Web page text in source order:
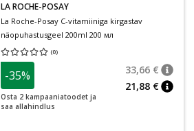
LA ROCHE-POSAY
La Roche-Posay C-vitamiiniga kirgastav
näopuhastusgeel 200ml 200 мл
(0)
Средняя оценка 0.00
-35%
Osta 2 kampaaniatoodet ja
saa allahindlus
33,66 €
21,88 €